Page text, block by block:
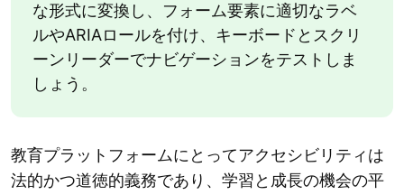
な形式に変換し、フォーム要素に適切なラベ
ルやARIAロールを付け、キーボードとスクリ
ーンリーダーでナビゲーションをテストしま
しょう。
教育プラットフォームにとってアクセシビリティは
法的かつ道徳的義務であり、学習と成長の機会の平